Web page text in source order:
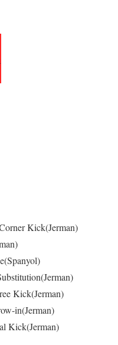
Kick(Jerman)
Kick(Jerman)
in(Jerman)
Kick(Jerman)